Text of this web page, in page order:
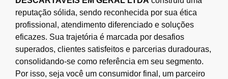
reputação sólida, sendo reconhecida por sua ética
profissional, atendimento diferenciado e soluções
eficazes. Sua trajetória é marcada por desafios
superados, clientes satisfeitos e parcerias duradouras,
consolidando-se como referência em seu segmento.
Por isso, seja você um consumidor final, um parceiro